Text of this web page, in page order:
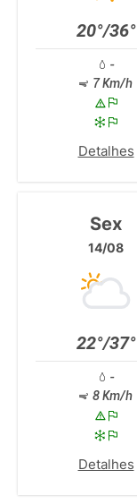
20°/36°
-
7 Km/h
Detalhes
Sex
14/08
22°/37°
-
8 Km/h
Detalhes